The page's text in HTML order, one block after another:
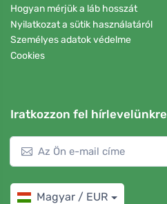
Hogyan mérjük a láb hosszát
Nyilatkozat a sütik használatáról
Személyes adatok védelme
Cookies
Iratkozzon fel hírlevelünkre
Magyar / EUR